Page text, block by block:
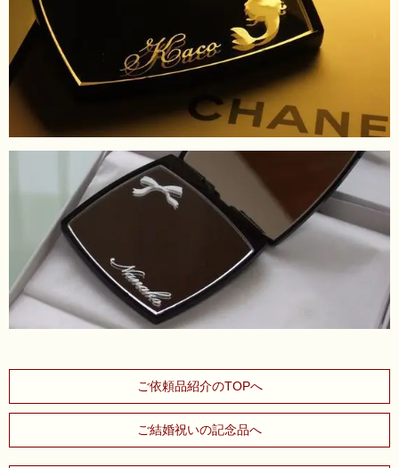
ご依頼品紹介のTOPへ
ご結婚祝いの記念品へ